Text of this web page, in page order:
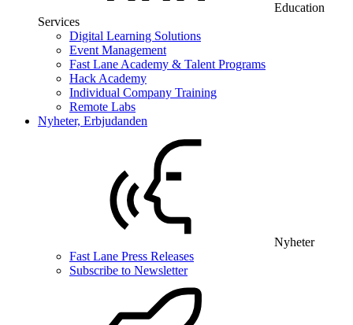
Education
Services
Digital Learning Solutions
Event Management
Fast Lane Academy & Talent Programs
Hack Academy
Individual Company Training
Remote Labs
Nyheter, Erbjudanden
Nyheter
Fast Lane Press Releases
Subscribe to Newsletter